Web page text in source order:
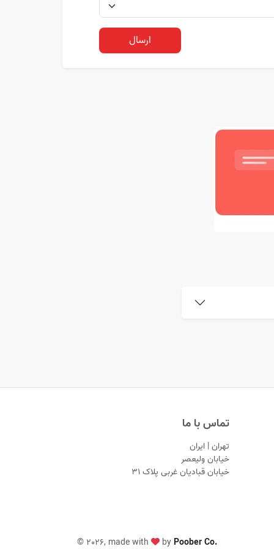
ارسال
تماس با ما
تهران | ایران
خیابان ولیعصر
خیابان قبادیان غربی پلاک ۳۱
© 2026, made with byPoober Co.